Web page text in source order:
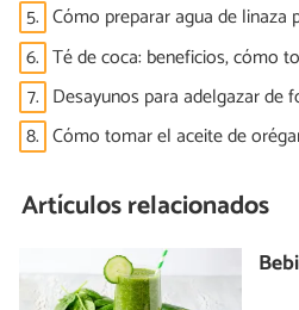
5. Cómo preparar agua de linaza
6. Té de coca: beneficios, cómo
7. Desayunos para adelgazar de
8. Cómo tomar el aceite de
Artículos relacionados